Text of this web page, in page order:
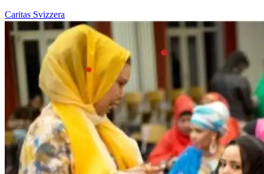
Caritas Svizzera